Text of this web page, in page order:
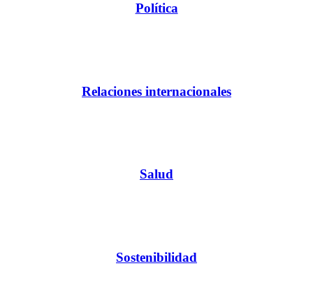
Política
Relaciones internacionales
Salud
Sostenibilidad